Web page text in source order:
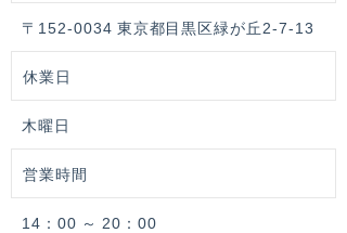
〒152-0034 東京都目黒区緑が丘2-7-13
休業日
木曜日
営業時間
14：00 ～ 20：00